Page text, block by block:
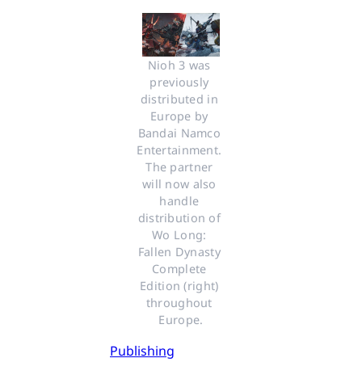
Nioh 3 was
previously
distributed in
Europe by
Bandai Namco
Entertainment.
The partner
will now also
handle
distribution of
Wo Long:
Fallen Dynasty
Complete
Edition (right)
throughout
Europe.
Publishing